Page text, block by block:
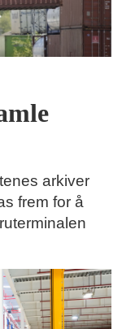
arkiver
frem for å